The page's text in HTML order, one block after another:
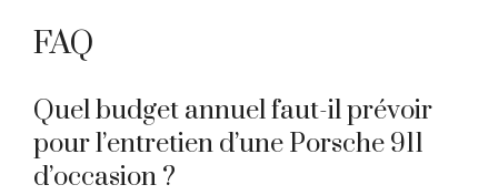
FAQ
Quel budget annuel faut-il prévoir
pour l’entretien d’une Porsche 911
d’occasion ?